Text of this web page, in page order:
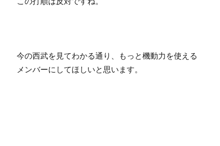
今の西武を見てわかる通り、もっと機動力を使える
メンバーにしてほしいと思います。